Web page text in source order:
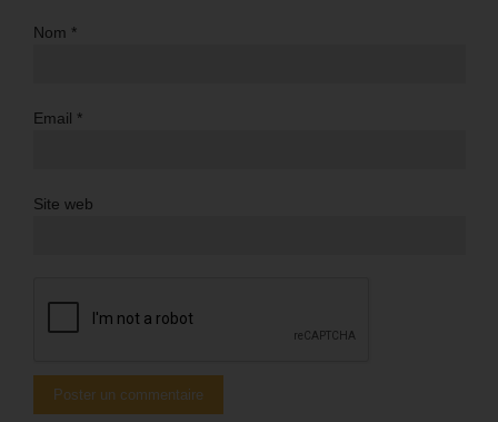
Nom *
Email *
Site web